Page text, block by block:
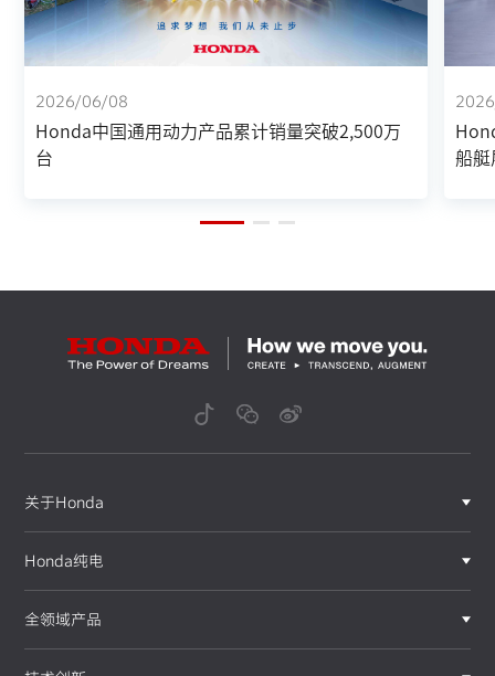
型专业设备
GX35
2026/06/08
Honda中国通用动力产品累计销量突破2,500万
台
船艇
关于Honda
Honda纯电
全领域产品